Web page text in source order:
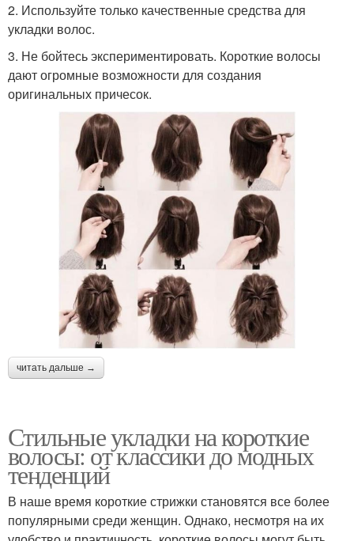
2. Используйте только качественные средства для
укладки волос.
3. Не бойтесь экспериментировать. Короткие волосы
дают огромные возможности для создания
оригинальных причесок.
читать дальше →
Стильные укладки на короткие
волосы: от классики до модных
тенденций
В наше время короткие стрижки становятся все более
популярными среди женщин. Однако, несмотря на их